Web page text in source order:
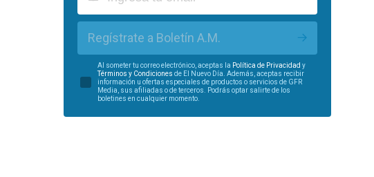
Regístrate a Boletín A.M.
Al someter tu correo electrónico, aceptas la Política de Privacidad y
Términos y Condiciones de El Nuevo Día. Además, aceptas recibir
información u ofertas especiales de productos o servicios de GFR
Media, sus afiliadas o de terceros. Podrás optar salirte de los
boletines en cualquier momento.